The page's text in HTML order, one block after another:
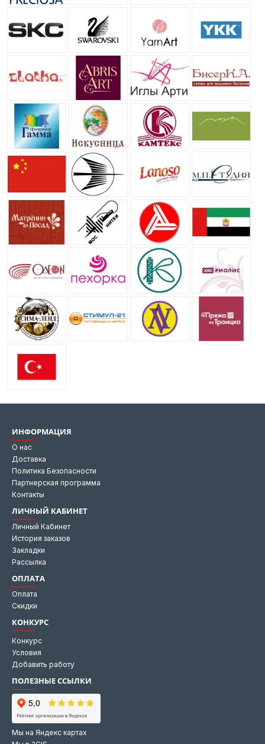
ИНФОРМАЦИЯ
О нас
Доставка
Политика Безопасности
Партнерская программа
Контакты
ЛИЧНЫЙ КАБИНЕТ
Личный Кабинет
История заказов
Закладки
Рассылка
ОПЛАТА
Оплата
Скидки
КОНКУРС
Конкурс
Условия
Добавить работу
ПОЛЕЗНЫЕ ССЫЛКИ
Мы на Яндекс картах